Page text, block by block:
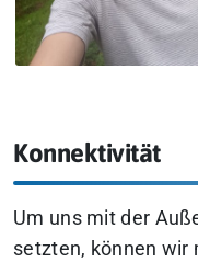
Konnektivität
Um uns mit der
setzten, können wir